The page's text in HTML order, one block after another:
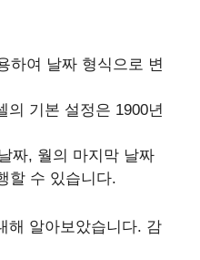
하여 날짜 형식으로 변
의 기본 설정은 1900년
짜, 월의 마지막 날짜
할 수 있습니다.
해 알아보았습니다. 감